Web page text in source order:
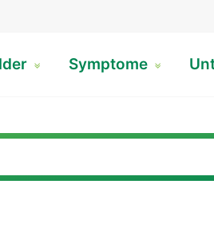
Symptome